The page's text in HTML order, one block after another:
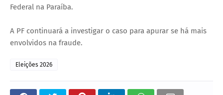
Federal na Paraíba.
A PF continuará a investigar o caso para apurar se há mais
envolvidos na fraude.
Eleições 2026